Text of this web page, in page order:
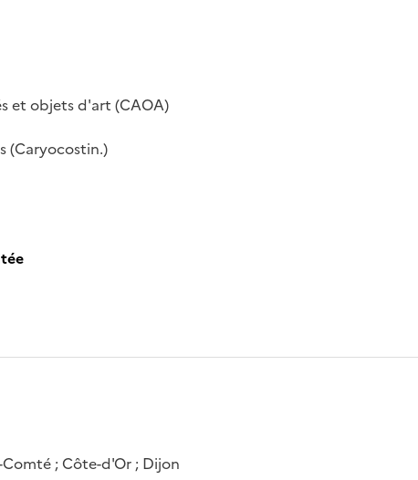
et objets d'art (CAOA)
(Caryocostin.)
; Côte-d'Or ; Dijon